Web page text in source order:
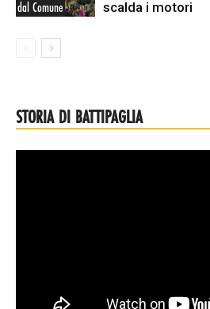
dal Comune scalda i motori
STORIA DI BATTIPAGLIA